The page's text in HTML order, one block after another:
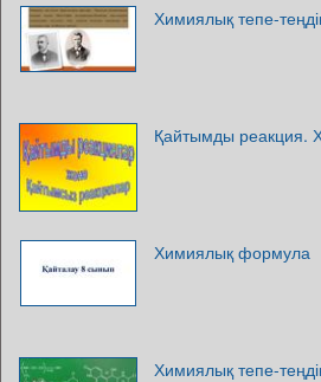
Химиялық тепе-
Қайтымды реакция.
Химиялық формула
Химиялық тепе-